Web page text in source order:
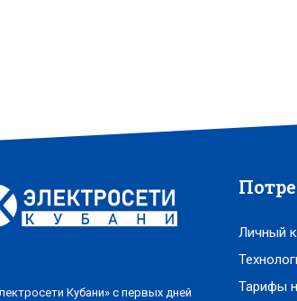
Кубани» с первых дней
Личный
Тарифы